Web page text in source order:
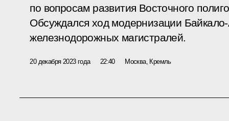
по вопросам развития Восточного
Обсуждался ход модернизации
железнодорожных магистралей.
20 декабря 2023 года 22:40 Москва, Кремль